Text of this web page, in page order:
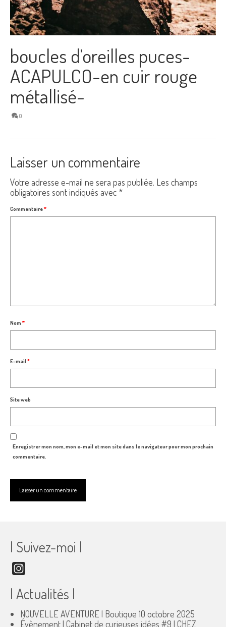
boucles d’oreilles puces-
ACAPULCO-en cuir rouge
métallisé-
0
Laisser un commentaire
Votre adresse e-mail ne sera pas publiée. Les champs
obligatoires sont indiqués avec *
Commentaire*
Nom *
E-mail*
Site web
Enregistrer mon nom, mon e-mail et mon site dans le navigateur pour mon prochain
commentaire.
| Suivez-moi |
| Actualités |
NOUVELLE AVENTURE | Boutique 10 octobre 2025
Évènement | Cabinet de curieuses idées #9 | CHEZ